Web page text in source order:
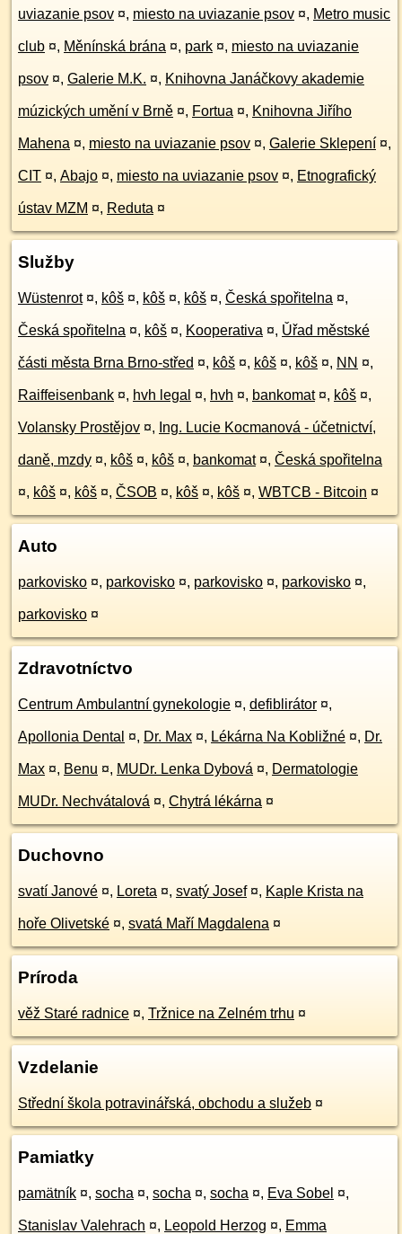
uviazanie psov ¤, miesto na uviazanie psov ¤, Metro music
club ¤, Měnínská brána ¤, park ¤, miesto na uviazanie
psov ¤, Galerie M.K. ¤, Knihovna Janáčkovy akademie
múzických umění v Brně ¤, Fortua ¤, Knihovna Jiřího
Mahena ¤, miesto na uviazanie psov ¤, Galerie Sklepení ¤,
CIT ¤, Abajo ¤, miesto na uviazanie psov ¤, Etnografický
ústav MZM ¤, Reduta ¤
Služby
Wüstenrot ¤, kôš ¤, kôš ¤, kôš ¤, Česká spořitelna ¤,
Česká spořitelna ¤, kôš ¤, Kooperativa ¤, Ǔřad městské
části města Brna Brno-střed ¤, kôš ¤, kôš ¤, kôš ¤, NN ¤,
Raiffeisenbank ¤, hvh legal ¤, hvh ¤, bankomat ¤, kôš ¤,
Volansky Prostějov ¤, Ing. Lucie Kocmanová - účetnictví,
daně, mzdy ¤, kôš ¤, kôš ¤, bankomat ¤, Česká spořitelna
¤, kôš ¤, kôš ¤, ČSOB ¤, kôš ¤, kôš ¤, WBTCB - Bitcoin ¤
Auto
parkovisko ¤, parkovisko ¤, parkovisko ¤, parkovisko ¤,
parkovisko ¤
Zdravotníctvo
Centrum Ambulantní gynekologie ¤, defiblirátor ¤,
Apollonia Dental ¤, Dr. Max ¤, Lékárna Na Kobližné ¤, Dr.
Max ¤, Benu ¤, MUDr. Lenka Dybová ¤, Dermatologie
MUDr. Nechvátalová ¤, Chytrá lékárna ¤
Duchovno
svatí Janové ¤, Loreta ¤, svatý Josef ¤, Kaple Krista na
hoře Olivetské ¤, svatá Maří Magdalena ¤
Príroda
věž Staré radnice ¤, Tržnice na Zelném trhu ¤
Vzdelanie
Střední škola potravinářská, obchodu a služeb ¤
Pamiatky
pamätník ¤, socha ¤, socha ¤, socha ¤, Eva Sobel ¤,
Stanislav Valehrach ¤, Leopold Herzog ¤, Emma